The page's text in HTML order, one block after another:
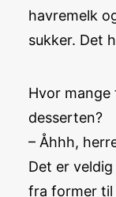
havremelk
sukker. Det
Hvor
desserten?
– Åhhh,
Det er
fra former til